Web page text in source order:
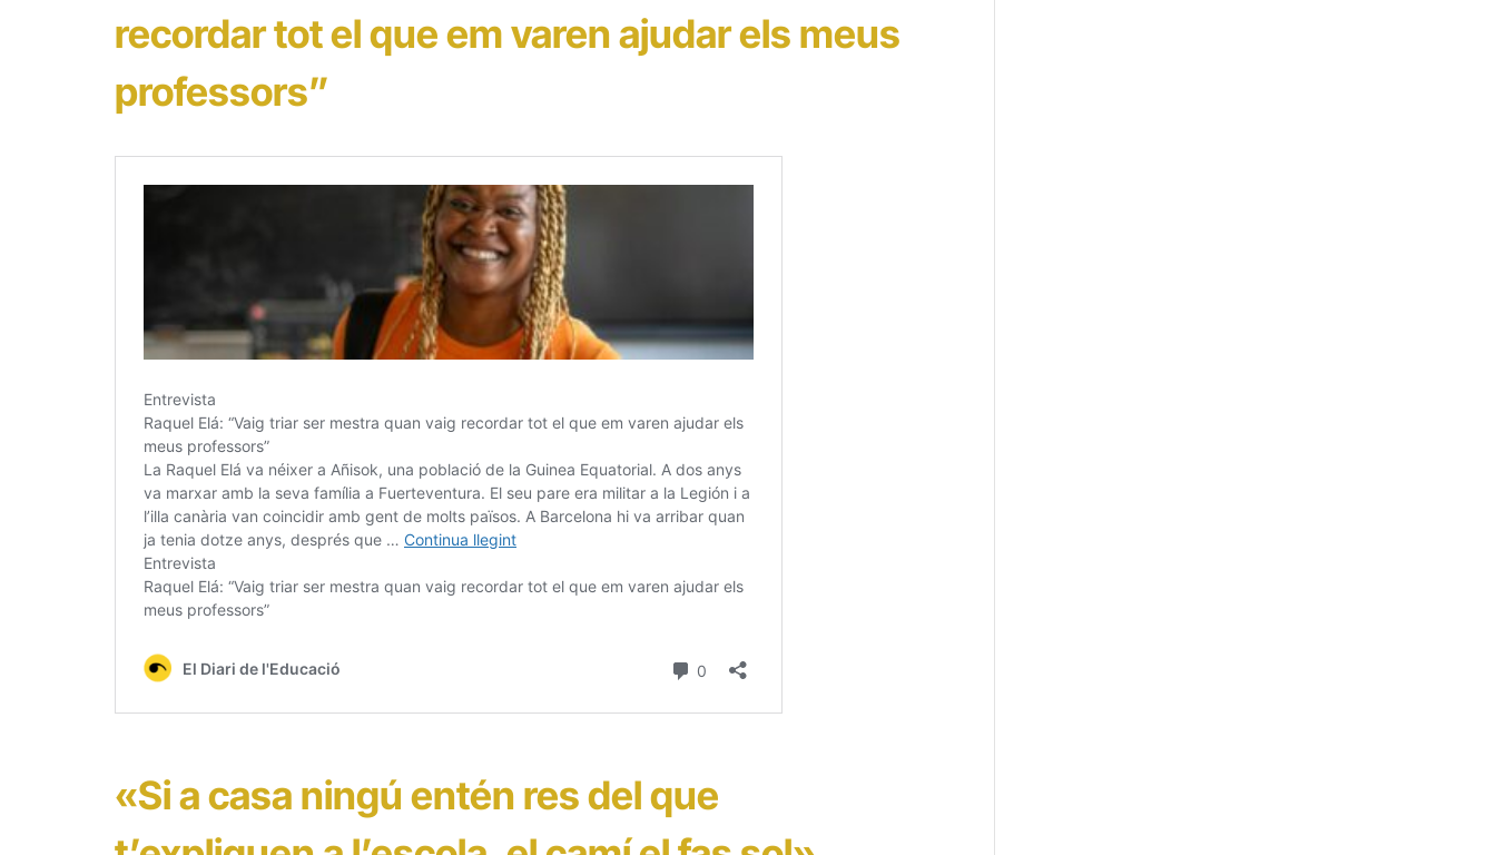
recordar tot el que em varen ajudar els meus
professors”
«Si a casa ningú entén res del que